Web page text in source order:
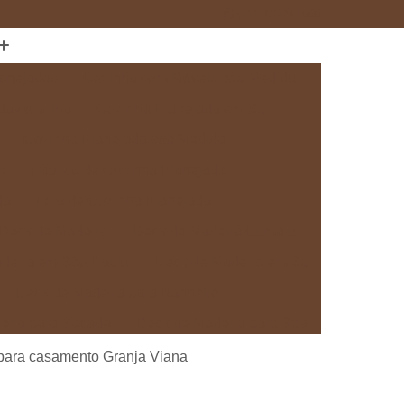
sob Medida
Deck com Pergolado
casamento Granja Viana